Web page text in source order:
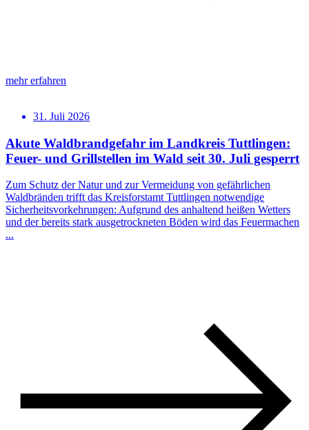
mehr erfahren
31. Juli 2026
Akute Waldbrandgefahr im Landkreis Tuttlingen:
Feuer- und Grillstellen im Wald seit 30. Juli gesperrt
Zum Schutz der Natur und zur Vermeidung von gefährlichen
Waldbränden trifft das Kreisforstamt Tuttlingen notwendige
Sicherheitsvorkehrungen: Aufgrund des anhaltend heißen Wetters
und der bereits stark ausgetrockneten Böden wird das Feuermachen
...